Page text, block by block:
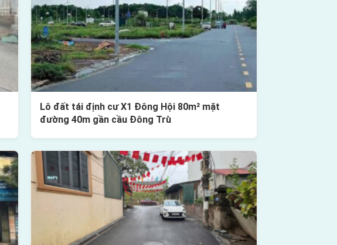
Lô đất tái định cư X1 Đông Hội 80m² mặt
đường 40m gần cầu Đông Trù